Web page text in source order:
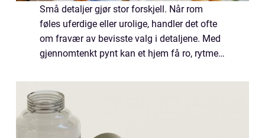
Små detaljer gjør stor forskjell. Når rom
føles uferdige eller urolige, handler det ofte
om fravær av bevisste valg i detaljene. Med
gjennomtenkt pynt kan et hjem få ro, rytme